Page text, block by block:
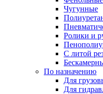
Чугунные
Ролики и
С литой
По назначению
Для
Для